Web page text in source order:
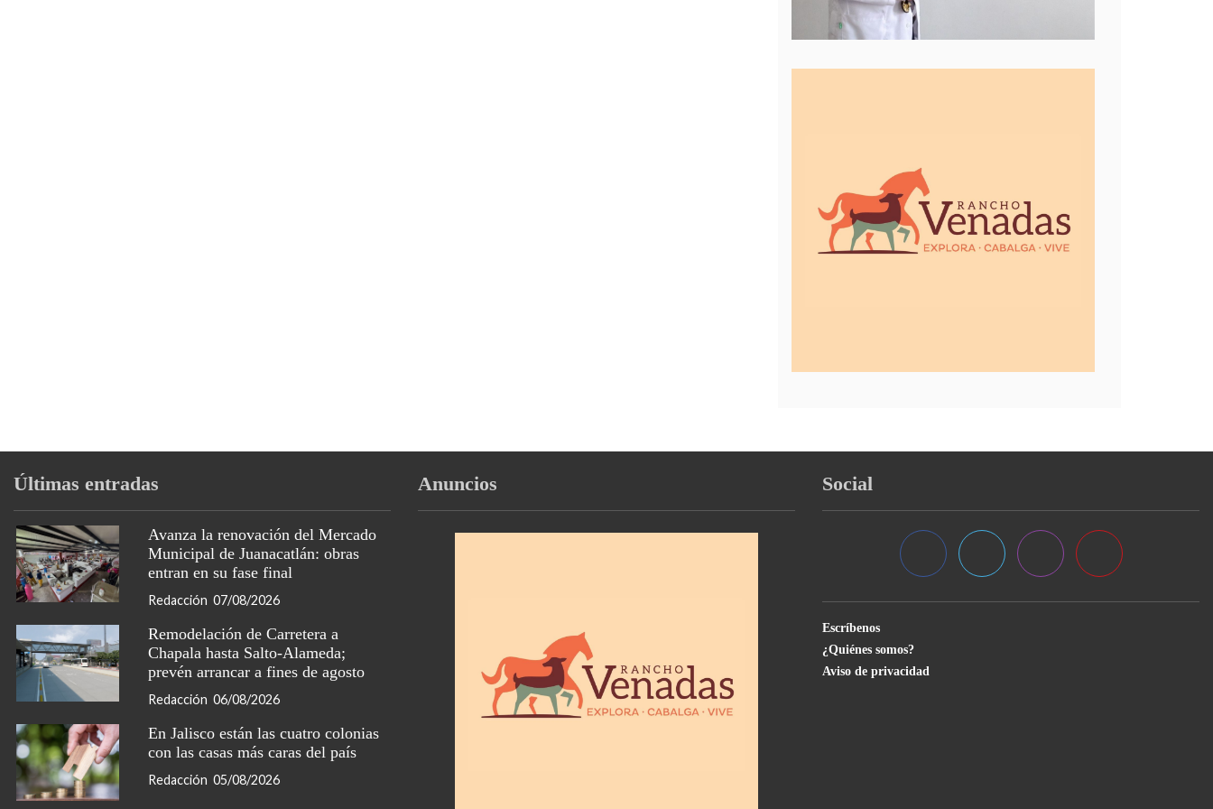
Últimas entradas
Avanza la renovación del Mercado
Municipal de Juanacatlán: obras
entran en su fase final
Redacción 07/08/2026
Remodelación de Carretera a
Chapala hasta Salto-Alameda;
prevén arrancar a fines de agosto
Redacción 06/08/2026
En Jalisco están las cuatro colonias
con las casas más caras del país
Redacción 05/08/2026
Anuncios Social
Escríbenos
¿Quiénes somos?
Aviso de privacidad